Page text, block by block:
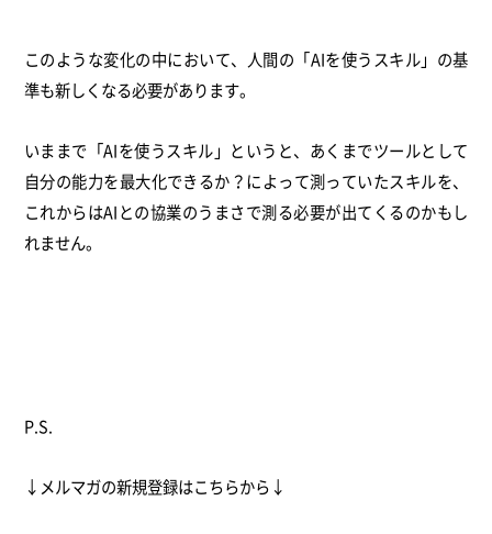
このような変化の中において、人間の「AIを使うスキル」の基
準も新しくなる必要があります。
いままで「AIを使うスキル」というと、あくまでツールとして
自分の能力を最大化できるか？によって測っていたスキルを、
これからはAIとの協業のうまさで測る必要が出てくるのかもし
れません。
P.S.
↓メルマガの新規登録はこちらから↓